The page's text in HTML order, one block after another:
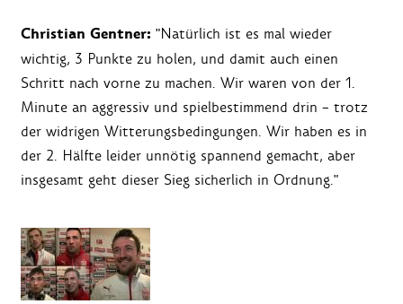
Christian Gentner: "Natürlich ist es mal wieder
wichtig, 3 Punkte zu holen, und damit auch einen
Schritt nach vorne zu machen. Wir waren von der 1.
Minute an aggressiv und spielbestimmend drin – trotz
der widrigen Witterungsbedingungen. Wir haben es in
der 2. Hälfte leider unnötig spannend gemacht, aber
insgesamt geht dieser Sieg sicherlich in Ordnung."